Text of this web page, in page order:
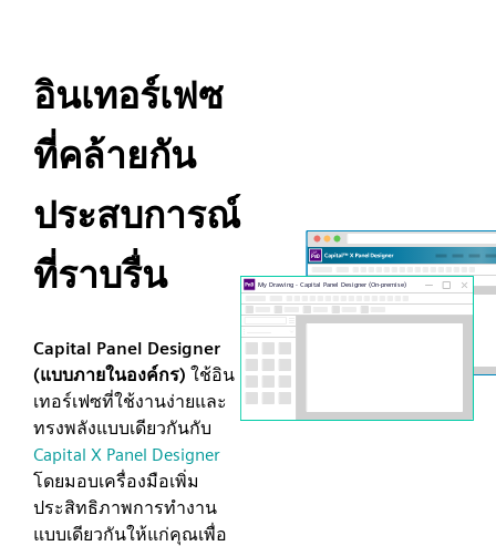
อินเทอร์เฟซ
ที่คล้ายกัน
ประสบการณ์
ที่ราบรื่น
Capital Panel Designer
(แบบภายในองค์กร) ใช้อิน
เทอร์เฟซที่ใช้งานง่ายและ
ทรงพลังแบบเดียวกันกับ
Capital X Panel Designer
โดยมอบเครื่องมือเพิ่ม
ประสิทธิภาพการทำงาน
แบบเดียวกันให้แก่คุณเพื่อ